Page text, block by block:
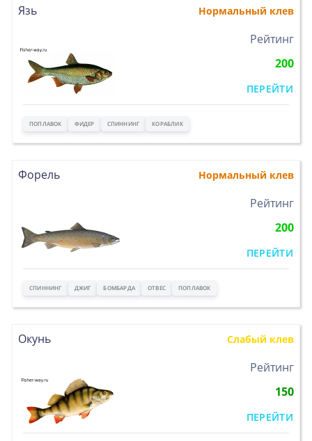
Язь Нормальный клев
Рейтинг
200
ПЕРЕЙТИ
ПОПЛАВОК ФИДЕР СПИННИНГ КОРАБЛИК
Форель Нормальный клев
Рейтинг
200
ПЕРЕЙТИ
СПИННИНГ ДЖИГ БОМБАРДА ОТВЕС ПОПЛАВОК
Окунь Слабый клев
Рейтинг
150
ПЕРЕЙТИ